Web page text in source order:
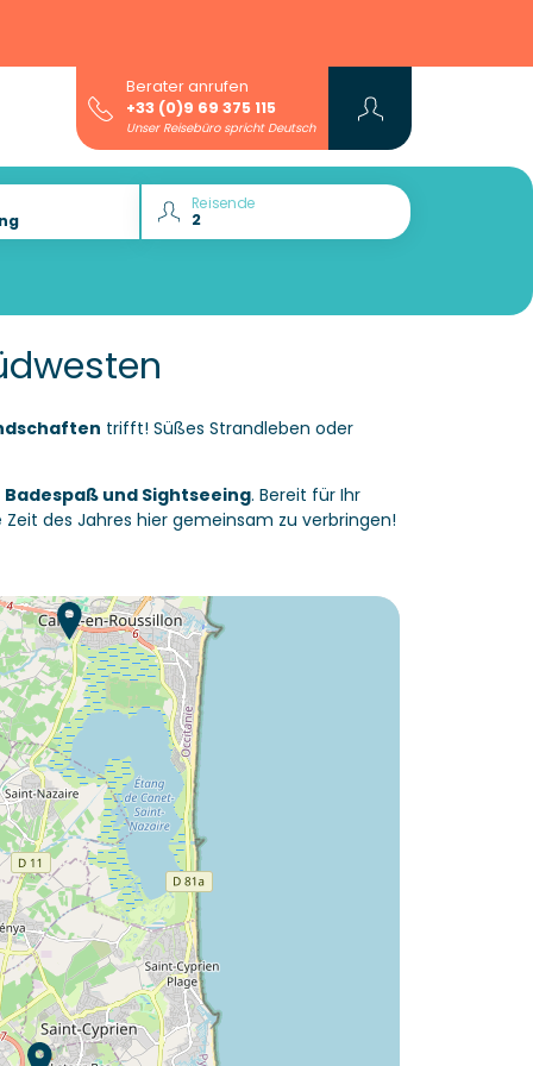
Berater anrufen
+33 (0)9 69 375 115
Unser Reisebüro spricht Deutsch
Reisende
trifft! Süßes Strandleben oder
Badespaß und Sightseeing. Bereit für Ihr
Zeit des Jahres hier gemeinsam zu verbringen!